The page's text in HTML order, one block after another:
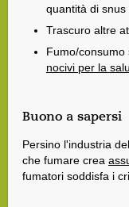
quantità di snus
Trascuro altre
Fumo/consumo
nocivi per la
Buono a sapersi
Persino l'industria
che fumare crea
fumatori soddisfa i